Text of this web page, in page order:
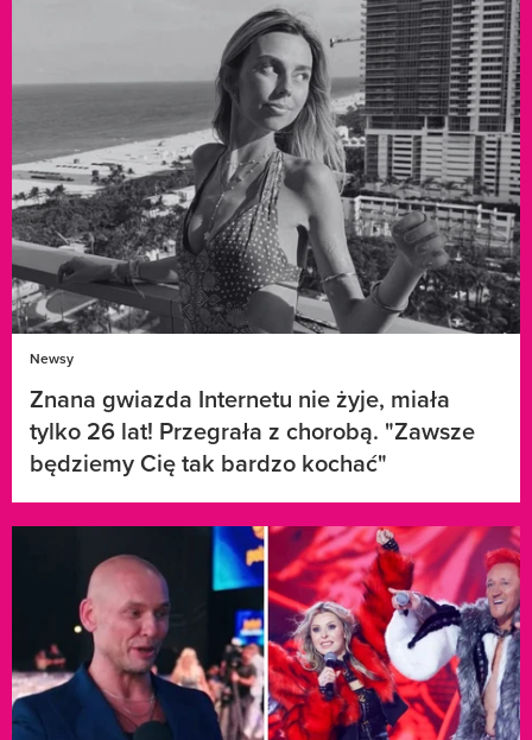
Newsy
Znana gwiazda Internetu nie żyje, miała
tylko 26 lat! Przegrała z chorobą. "Zawsze
będziemy Cię tak bardzo kochać"